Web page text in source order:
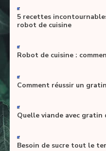
-
5 recettes
robot de cuisine
-
Robot de cuisine :
-
Comment réussir un
-
Quelle viande avec gratin
-
Besoin de sucre tout le